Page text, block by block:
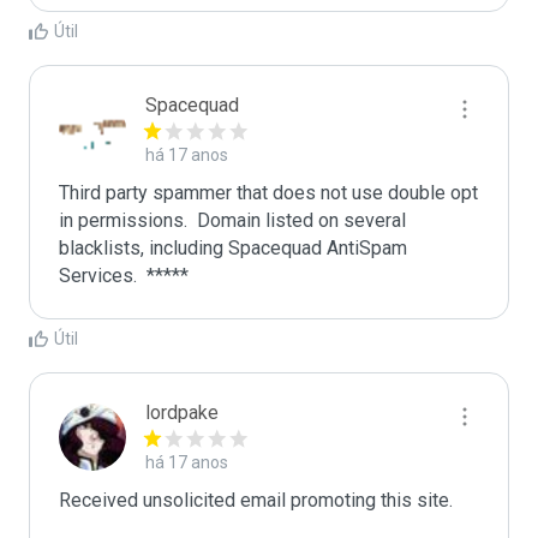
Útil
Spacequad
há 17 anos
Third party spammer that does not use double opt
in permissions.  Domain listed on several
blacklists, including Spacequad AntiSpam
Útil
lordpake
há 17 anos
Received unsolicited email promoting this site.